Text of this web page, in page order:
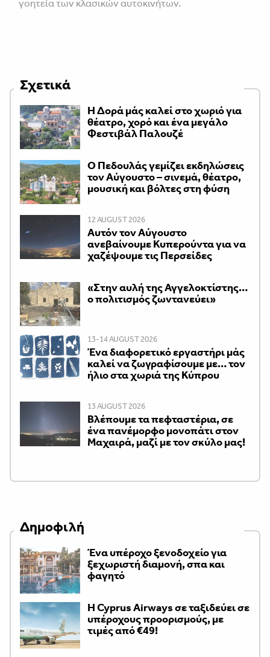
γοητεία των κλασικών αυτοκινήτων.
Σχετικά
Η Δορά μάς καλεί στο χωριό για
θέατρο, χορό και ένα μεγάλο
Φεστιβάλ Παλουζέ
Ο Πεδουλάς γεμίζει εκδηλώσεις
τον Αύγουστο – σινεμά, θέατρο,
μουσική και βόλτες στη φύση
12 AUGUST 2026
Αυτόν τον Αύγουστο
ανεβαίνουμε Κυπερούντα για να
χαζέψουμε τις Περσείδες
«Στην αυλή της Αγγελοκτίστης…
ο πολιτισμός ζωντανεύει»
13-14 AUGUST 2026
Ένα διαφορετικό εργαστήρι μάς
καλεί να ζωγραφίσουμε με… τον
ήλιο στα χωριά της Κύπρου
13 AUGUST 2026
Βλέπουμε τα πεφταστέρια, σε
ένα πανέμορφο μονοπάτι στον
Μαχαιρά, μαζί με τον σκύλο μας!
Δημοφιλή
Ένα υπέροχο ξενοδοχείο για
ξεχωριστή διαμονή, σπα και
φαγητό
H Cyprus Airways σε ταξιδεύει σε
υπέροχους προορισμούς, με
τιμές από €49!